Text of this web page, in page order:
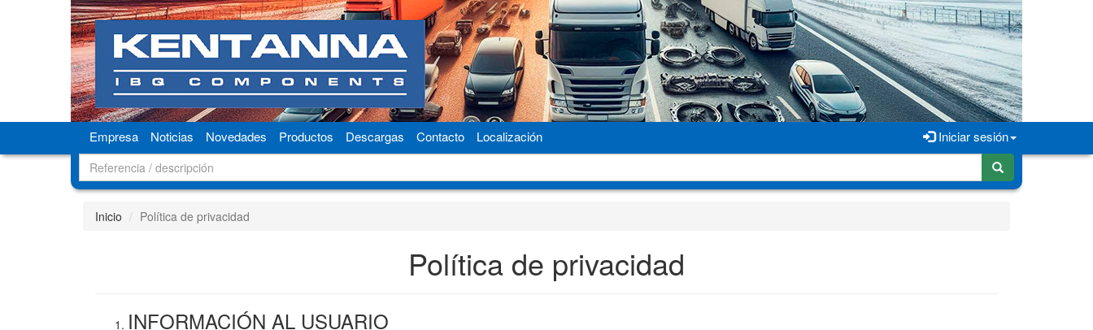
Iniciar sesión
Empresa Noticias Novedades Productos Descargas Contacto Localización
Inicio Política de privacidad
Política de privacidad
INFORMACIÓN AL USUARIO